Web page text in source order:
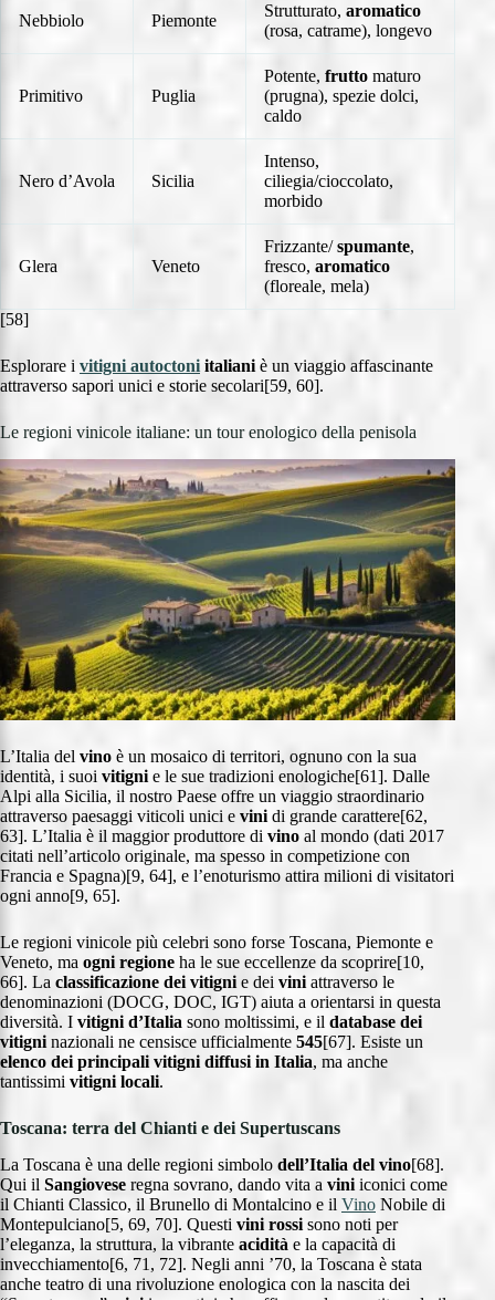
Nebbiolo Piemonte
Strutturato, aromatico
(rosa, catrame), longevo
Primitivo Puglia
Potente, frutto maturo
(prugna), spezie dolci,
caldo
Nero d’Avola Sicilia
Intenso,
ciliegia/cioccolato,
morbido
Glera Veneto
Frizzante/spumante,
fresco, aromatico
(floreale, mela)
[58]
Esplorare i vitigni autoctoni italiani è un viaggio affascinante
attraverso sapori unici e storie secolari[59, 60].
Le regioni vinicole italiane: un tour enologico della penisola
L’Italia del vino è un mosaico di territori, ognuno con la sua
identità, i suoi vitigni e le sue tradizioni enologiche[61]. Dalle
Alpi alla Sicilia, il nostro Paese offre un viaggio straordinario
attraverso paesaggi viticoli unici e vini di grande carattere[62,
63]. L’Italia è il maggior produttore di vino al mondo (dati 2017
citati nell’articolo originale, ma spesso in competizione con
Francia e Spagna)[9, 64], e l’enoturismo attira milioni di visitatori
ogni anno[9, 65].
Le regioni vinicole più celebri sono forse Toscana, Piemonte e
Veneto, ma ogni regione ha le sue eccellenze da scoprire[10,
66]. La classificazione dei vitigni e dei vini attraverso le
denominazioni (DOCG, DOC, IGT) aiuta a orientarsi in questa
diversità. I vitigni d’Italia sono moltissimi, e il database dei
vitigni nazionali ne censisce ufficialmente 545[67]. Esiste un
elenco dei principali vitigni diffusi in Italia, ma anche
tantissimi vitigni locali.
Toscana: terra del Chianti e dei Supertuscans
La Toscana è una delle regioni simbolo dell’Italia del vino[68].
Qui il Sangiovese regna sovrano, dando vita a vini iconici come
il Chianti Classico, il Brunello di Montalcino e il Vino Nobile di
Montepulciano[5, 69, 70]. Questi vini rossi sono noti per
l’eleganza, la struttura, la vibrante acidità e la capacità di
invecchiamento[6, 71, 72]. Negli anni ’70, la Toscana è stata
anche teatro di una rivoluzione enologica con la nascita dei